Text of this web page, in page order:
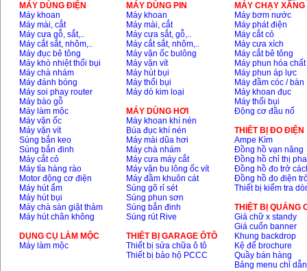
MÁY DÙNG ĐIỆN
Máy khoan
Máy mài, cắt
Máy cưa gỗ, sắt,..
Máy cắt sắt, nhôm,..
Máy đục bê tông
Máy khò nhiệt thổi bụi
Máy chà nhám
Máy đánh bóng
Máy soi phay router
Máy bào gỗ
Máy làm mộc
Máy vặn ốc
Máy vặn vít
Súng bắn keo
Súng bắn đinh
Máy cắt cỏ
Máy tỉa hàng rào
Motor động cơ điện
Máy hút ẩm
Máy hút bụi
Máy chà sàn giặt thảm
Máy hút chân không
DỤNG CỤ LÀM MỘC
Máy làm mộc
MÁY DÙNG PIN
Máy khoan
Máy mài, cắt
Máy cưa sắt, gỗ,..
Máy cắt sắt, nhôm,..
Máy vặn ốc bulông
Máy vặn vít
Máy hút bụi
Máy thổi bụi
Máy dò kim loại
MÁY DÙNG HƠI
Máy khoan khí nén
Búa đục khí nén
Máy mài dũa hơi
Máy chà nhám
Máy cưa máy cắt
Máy vặn bu lông ốc vít
Máy đầm khuôn cát
Súng gõ rỉ sét
Súng phun sơn
Súng bắn đinh
Súng rút Rive
THIÊT BỊ GARAGE ÔTÔ
Thiết bị sửa chữa ô tô
Thiết bị bảo hộ PCCC
MÁY CHẠY
Máy bơm nước
Máy phát điện
Máy cắt cỏ
Máy cưa xích
Máy cắt bê tông
Máy phun hóa chất
Máy phun áp lực
Máy đầm cóc / bàn
Máy khoan đục
Máy thổi bụi
Động cơ đầu nổ
THIÊT BỊ ĐO ĐIỆN
Ampe Kìm
Đồng hồ vạn năng
Đồng hồ chỉ thị pha
Đồng hồ đo trở
Đồng hồ đo điện
Thiết bị kiểm tra
THIỆT BỊ QUẢNG
Giá chữ x standy
Giá cuốn banner
Khung backdrop
Kệ để brochure
Quầy bán hàng
Bảng menu chỉ dẫn